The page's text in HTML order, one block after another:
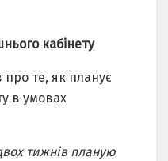
кабінету
про те, як планує
в умовах
тижнів планую